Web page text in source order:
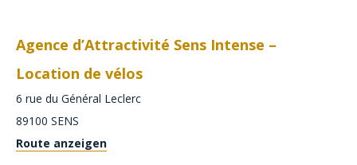
Agence d’Attractivité Sens Intense –
Location de vélos
6 rue du Général Leclerc
89100 SENS
Route anzeigen